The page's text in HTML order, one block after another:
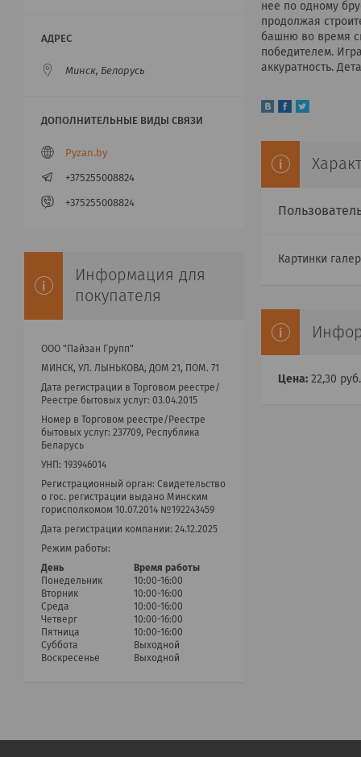
нее по одному
продолжая
башню во время
победителем.
аккуратность.
Картинки
Цена: 22,30 руб.
Минск, Беларусь
Pyzan.by
+375255008824
+375255008824
Информация для
покупателя
ООО "Пайзан Групп"
МИНСК, УЛ. ЛЫНЬКОВА, ДОМ 21, ПОМ. 71
Дата регистрации в Торговом реестре/
Реестре бытовых услуг: 03.04.2015
Номер в Торговом реестре/Реестре
бытовых услуг: 237709, Республика
Беларусь
УНП: 193946014
Регистрационный орган: Cвидетельство
о гос. регистрации выдано Минским
горисполкомом 10.07.2014 №192243459
Дата регистрации компании: 24.12.2025
Режим работы:
День
Время работы
Понедельник
10:00-16:00
Вторник
10:00-16:00
Среда
10:00-16:00
Четверг
10:00-16:00
Пятница
10:00-16:00
Суббота
Выходной
Воскресенье
Выходной